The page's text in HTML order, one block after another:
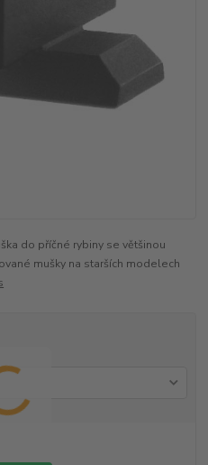
do příčné rybiny se většinou
mušky na starších modelech